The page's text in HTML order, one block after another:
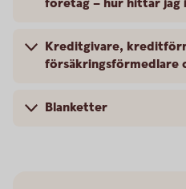
företag – hur hittar jag
Kreditgivare,
försäkringsförmedlare
Blanketter